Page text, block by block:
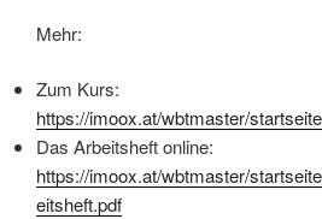
Mehr:
Zum Kurs:
https://imoox.at/wbtmaster/
Das Arbeitsheft online:
https://imoox.at/wbtmaster/
eitsheft.pdf